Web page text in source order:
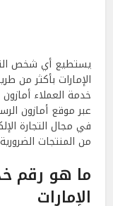
يستطيع أي شخص
الإمارات بأكثر من
خدمة العملاء أمازون
عبر موقع أمازون
في مجال التجارة
من المنتجات
ما هو رقم
الإمارات